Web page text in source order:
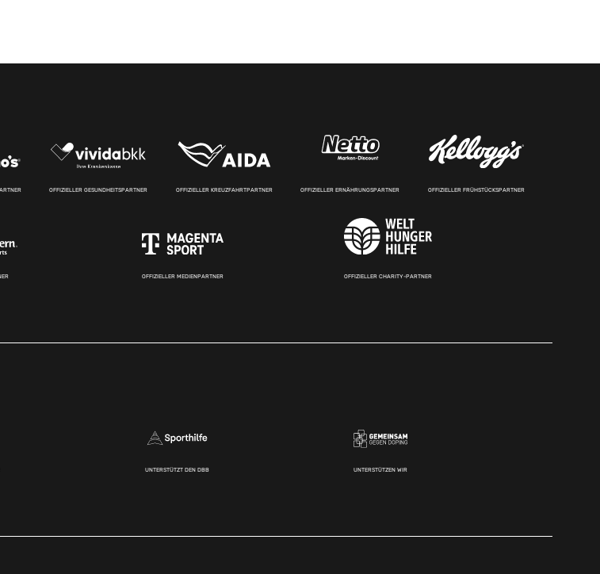
OFFIZIELLER GESUNDHEITSPARTNER OFFIZIELLER KREUZFAHRTPARTNER OFFIZIELLER ERNÄHRUNGSPARTNER OFFIZIELLER FRÜHSTÜCKSPARTNER
OFFIZIELLER MEDIENPARTNER OFFIZIELLER CHARITY-PARTNER
UNTERSTÜTZT DEN DBB UNTERSTÜTZEN WIR